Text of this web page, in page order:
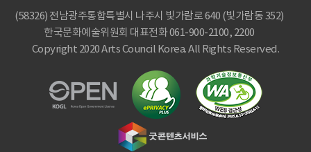
(58326) 전남광주통합특별시 나주시 빛가람로 640 (빛가람동 352)
한국문화예술위원회 대표전화 061-900-2100, 2200
Copyright 2020 Arts Council Korea. All Rights Reserved.